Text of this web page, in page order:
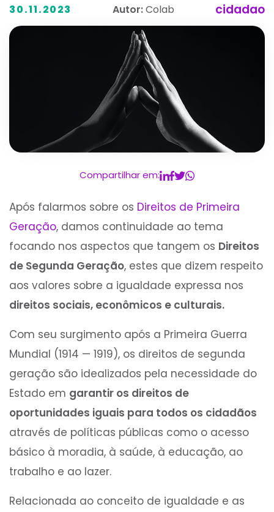
30.11.2023 Autor:Colab cidadao
Compartilhar em:
Após falarmos sobre os Direitos de Primeira
Geração, damos continuidade ao tema
focando nos aspectos que tangem os Direitos
de Segunda Geração, estes que dizem respeito
aos valores sobre a igualdade expressa nos
direitos sociais, econômicos e culturais.
Com seu surgimento após a Primeira Guerra
Mundial (1914 — 1919), os direitos de segunda
geração são idealizados pela necessidade do
Estado em garantir os direitos de
oportunidades iguais para todos os cidadãos
através de políticas públicas como o acesso
básico à moradia, à saúde, à educação, ao
trabalho e ao lazer.
Relacionada ao conceito de igualdade e as